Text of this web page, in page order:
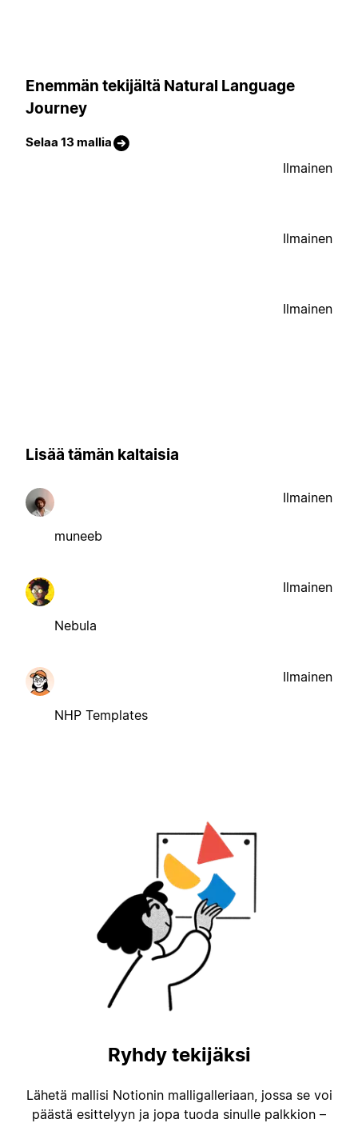
Enemmän tekijältä Natural Language
Journey
Selaa 13 mallia
Ilmainen
Ilmainen
Ilmainen
Lisää tämän kaltaisia
muneeb
Ilmainen
Nebula
Ilmainen
NHP Templates
Ilmainen
Ryhdy tekijäksi
Lähetä mallisi Notionin malligalleriaan, jossa se voi
päästä esittelyyn ja jopa tuoda sinulle palkkion –